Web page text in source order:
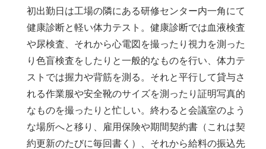
初出勤日は工場の隣にある研修センター内一角にて
健康診断と軽い体力テスト。健康診断では血液検査
や尿検査、それから心電図を撮ったり視力を測った
り色盲検査をしたりと一般的なものを行い、体力テ
ストでは握力や背筋を測る。それと平行して貸与さ
れる作業服や安全靴のサイズを測ったり証明写真的
なものを撮ったりと忙しい。終わると会議室のよう
な場所へと移り、雇用保険や期間契約書（これは契
約更新のたびに毎回書く）、それから給料の振込先